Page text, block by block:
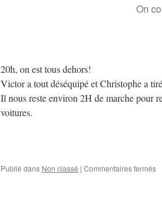
On
20h, on est tous dehors!
Victor a tout déséquipé et Christophe a
Il nous reste environ 2H de marche pour
voitures.
Publié dans Non classé | Commentaires ferméssur